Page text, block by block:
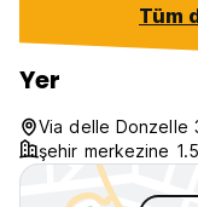
Tüm
Yer
Via delle Donzelle
şehir merkezine